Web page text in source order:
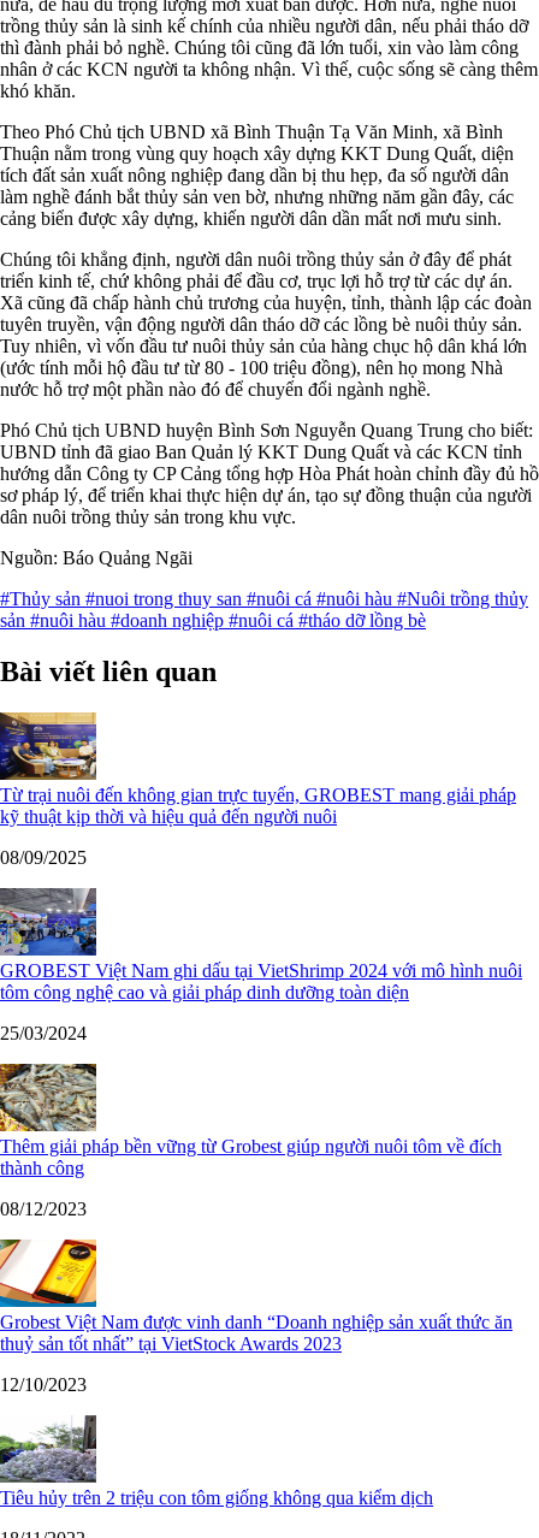
trồng thủy sản là sinh kế chính của nhiều người dân, nếu phải tháo dỡ
thì đành phải bỏ nghề. Chúng tôi cũng đã lớn tuổi, xin vào làm công
nhân ở các KCN người ta không nhận. Vì thế, cuộc sống sẽ càng thêm
khó khăn.
Theo Phó Chủ tịch UBND xã Bình Thuận Tạ Văn Minh, xã Bình
Thuận nằm trong vùng quy hoạch xây dựng KKT Dung Quất, diện
tích đất sản xuất nông nghiệp đang dần bị thu hẹp, đa số người dân
làm nghề đánh bắt thủy sản ven bờ, nhưng những năm gần đây, các
cảng biển được xây dựng, khiến người dân dần mất nơi mưu sinh.
Chúng tôi khẳng định, người dân nuôi trồng thủy sản ở đây để phát
triển kinh tế, chứ không phải để đầu cơ, trục lợi hỗ trợ từ các dự án.
Xã cũng đã chấp hành chủ trương của huyện, tỉnh, thành lập các đoàn
tuyên truyền, vận động người dân tháo dỡ các lồng bè nuôi thủy sản.
Tuy nhiên, vì vốn đầu tư nuôi thủy sản của hàng chục hộ dân khá lớn
(ước tính mỗi hộ đầu tư từ 80 - 100 triệu đồng), nên họ mong Nhà
nước hỗ trợ một phần nào đó để chuyển đổi ngành nghề.
Phó Chủ tịch UBND huyện Bình Sơn Nguyễn Quang Trung cho biết:
UBND tỉnh đã giao Ban Quản lý KKT Dung Quất và các KCN tỉnh
hướng dẫn Công ty CP Cảng tổng hợp Hòa Phát hoàn chỉnh đầy đủ hồ
sơ pháp lý, để triển khai thực hiện dự án, tạo sự đồng thuận của người
dân nuôi trồng thủy sản trong khu vực.
Nguồn: Báo Quảng Ngãi
#Thủy sản #nuoi trong thuy san #nuôi cá #nuôi hàu #Nuôi trồng thủy
sản #nuôi hàu #doanh nghiệp #nuôi cá #tháo dỡ lồng bè
Bài viết liên quan
Từ trại nuôi đến không gian trực tuyến, GROBEST mang giải pháp
kỹ thuật kịp thời và hiệu quả đến người nuôi
08/09/2025
GROBEST Việt Nam ghi dấu tại VietShrimp 2024 với mô hình nuôi
tôm công nghệ cao và giải pháp dinh dưỡng toàn diện
25/03/2024
Thêm giải pháp bền vững từ Grobest giúp người nuôi tôm về đích
thành công
08/12/2023
Grobest Việt Nam được vinh danh “Doanh nghiệp sản xuất thức ăn
thuỷ sản tốt nhất” tại VietStock Awards 2023
12/10/2023
Tiêu hủy trên 2 triệu con tôm giống không qua kiểm dịch